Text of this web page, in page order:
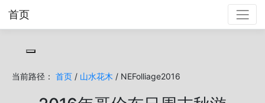
首页
当前路径： 首页 / 山水花木 / NEFolliage2016